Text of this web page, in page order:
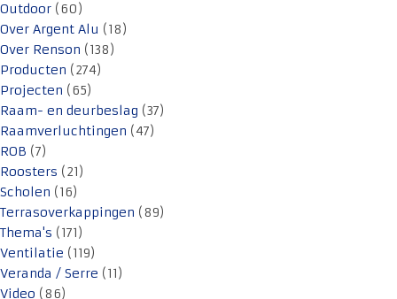
Outdoor (60)
Over Argent Alu (18)
Over Renson (138)
Producten (274)
Projecten (65)
Raam- en deurbeslag (37)
Raamverluchtingen (47)
ROB (7)
Roosters (21)
Scholen (16)
Terrasoverkappingen (89)
Thema's (171)
Ventilatie (119)
Veranda / Serre (11)
Video (86)